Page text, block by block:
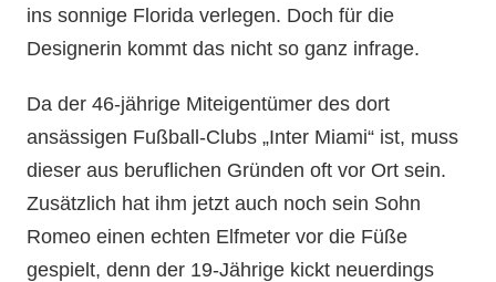
ins sonnige Florida verlegen. Doch für die
Designerin kommt das nicht so ganz infrage.
Da der 46-jährige Miteigentümer des dort
ansässigen Fußball-Clubs „Inter Miami“ ist, muss
dieser aus beruflichen Gründen oft vor Ort sein.
Zusätzlich hat ihm jetzt auch noch sein Sohn
Romeo einen echten Elfmeter vor die Füße
gespielt, denn der 19-Jährige kickt neuerdings